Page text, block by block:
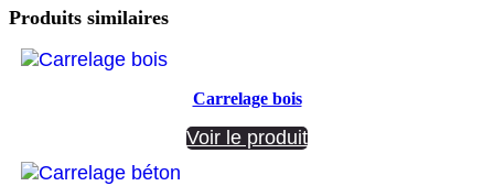
Produits similaires
Carrelage bois
Voir le produit